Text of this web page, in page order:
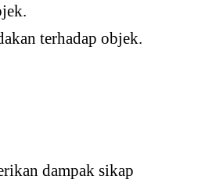
terhadap objek.
dampak sikap